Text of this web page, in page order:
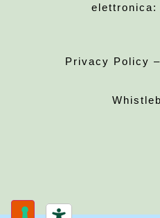
elettronica:
Privacy Policy –